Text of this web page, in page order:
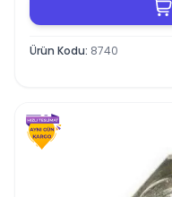
Ürün Kodu: 8740